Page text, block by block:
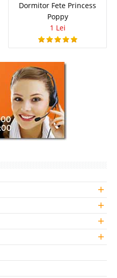
Dormitor Fete Princess
Poppy
1 Lei
+
+
+
+